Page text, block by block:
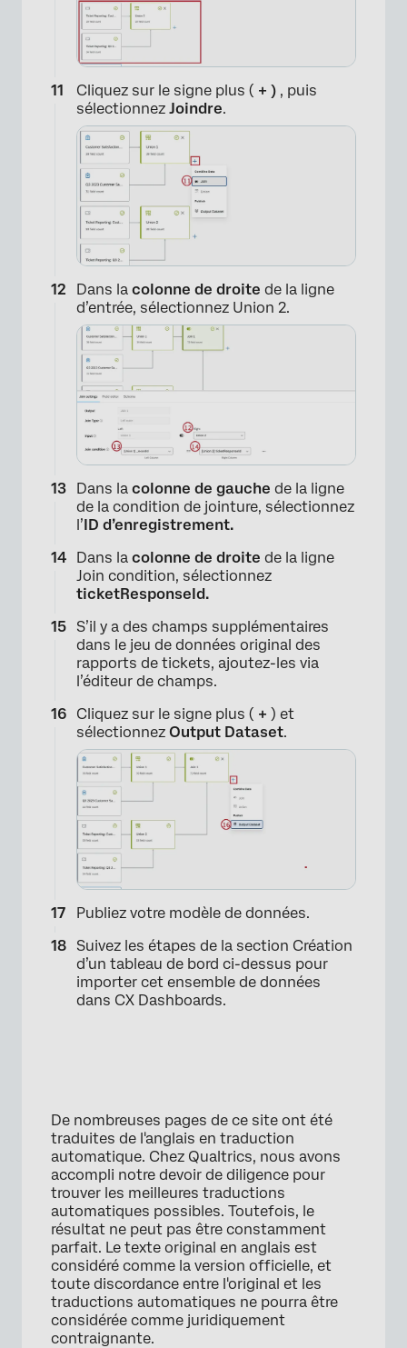
×
Cliquez sur le signe plus ( + ) , puis
sélectionnez Joindre.
×
Dans la colonne de droite de la ligne
d’entrée, sélectionnez Union 2.
Dans la colonne de gauche de la ligne
de la condition de jointure, sélectionnez
l’ID d’enregistrement.
Dans la colonne de droite de la ligne
Join condition, sélectionnez
ticketResponseId.
S’il y a des champs supplémentaires
dans le jeu de données original des
rapports de tickets, ajoutez-les via
l’éditeur de champs.
Cliquez sur le signe plus ( + ) et
sélectionnez Output Dataset.
Publiez votre modèle de données.
Suivez les étapes de la section Création
d’un tableau de bord ci-dessus pour
importer cet ensemble de données
dans CX Dashboards.
De nombreuses pages de ce site ont été
traduites de l'anglais en traduction
automatique. Chez Qualtrics, nous avons
accompli notre devoir de diligence pour
trouver les meilleures traductions
automatiques possibles. Toutefois, le
résultat ne peut pas être constamment
parfait. Le texte original en anglais est
considéré comme la version officielle, et
toute discordance entre l'original et les
traductions automatiques ne pourra être
considérée comme juridiquement
contraignante.